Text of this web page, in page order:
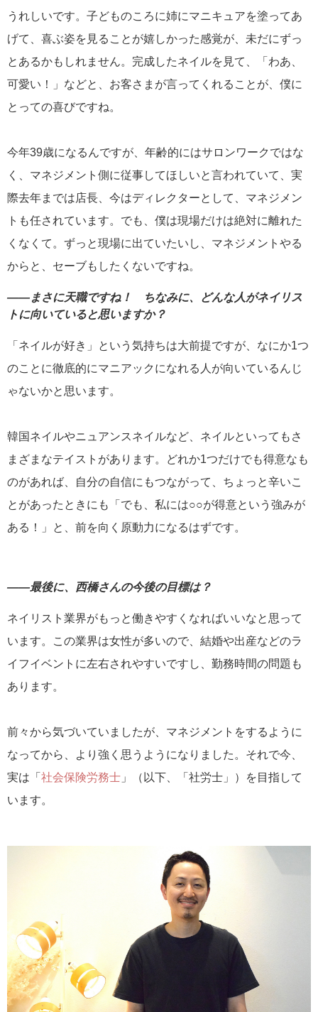
うれしいです。子どものころに姉にマニキュアを塗ってあ
げて、喜ぶ姿を見ることが嬉しかった感覚が、未だにずっ
とあるかもしれません。完成したネイルを見て、「わあ、
可愛い！」などと、お客さまが言ってくれることが、僕に
とっての喜びですね。
今年39歳になるんですが、年齢的にはサロンワークではな
く、マネジメント側に従事してほしいと言われていて、実
際去年までは店長、今はディレクターとして、マネジメン
トも任されています。でも、僕は現場だけは絶対に離れた
くなくて。ずっと現場に出ていたいし、マネジメントやる
からと、セーブもしたくないですね。
――まさに天職ですね！ ちなみに、どんな人がネイリス
トに向いていると思いますか？
「ネイルが好き」という気持ちは大前提ですが、なにか1つ
のことに徹底的にマニアックになれる人が向いているんじ
ゃないかと思います。
韓国ネイルやニュアンスネイルなど、ネイルといってもさ
まざまなテイストがあります。どれか1つだけでも得意なも
のがあれば、自分の自信にもつながって、ちょっと辛いこ
とがあったときにも「でも、私には○○が得意という強みが
ある！」と、前を向く原動力になるはずです。
――最後に、西橋さんの今後の目標は？
ネイリスト業界がもっと働きやすくなればいいなと思って
います。この業界は女性が多いので、結婚や出産などのラ
イフイベントに左右されやすいですし、勤務時間の問題も
あります。
前々から気づいていましたが、マネジメントをするように
なってから、より強く思うようになりました。それで今、
実は「 社会保険労務士 」（以下、「社労士」）を目指して
います。